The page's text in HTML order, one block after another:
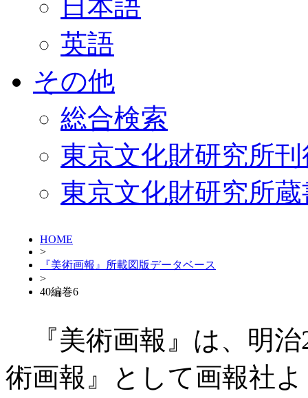
日本語
英語
その他
総合検索
東京文化財研究所
東京文化財研究所
HOME
>
『美術画報』所載図版データベース
>
40編巻6
『美術画報』は、明治
術画報』として画報社